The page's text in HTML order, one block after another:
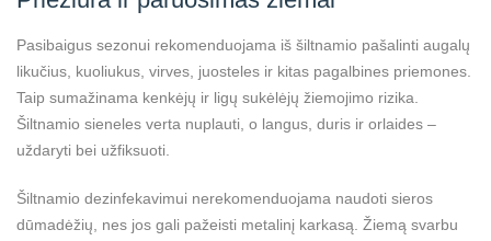
Pasibaigus sezonui rekomenduojama iš šiltnamio pašalinti augalų
likučius, kuoliukus, virves, juosteles ir kitas pagalbines priemones.
Taip sumažinama kenkėjų ir ligų sukėlėjų žiemojimo rizika.
Šiltnamio sieneles verta nuplauti, o langus, duris ir orlaides –
uždaryti bei užfiksuoti.
Šiltnamio dezinfekavimui nerekomenduojama naudoti sieros
dūmadėžių, nes jos gali pažeisti metalinį karkasą. Žiemą svarbu